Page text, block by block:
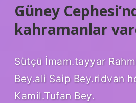
Güney
kahramanlar
Sütçü İmam.tayyar
Bey.ali Saip Bey.ridvan
Kamil.Tufan Bey.